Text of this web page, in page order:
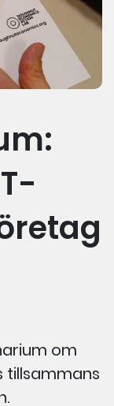
om
tillsammans